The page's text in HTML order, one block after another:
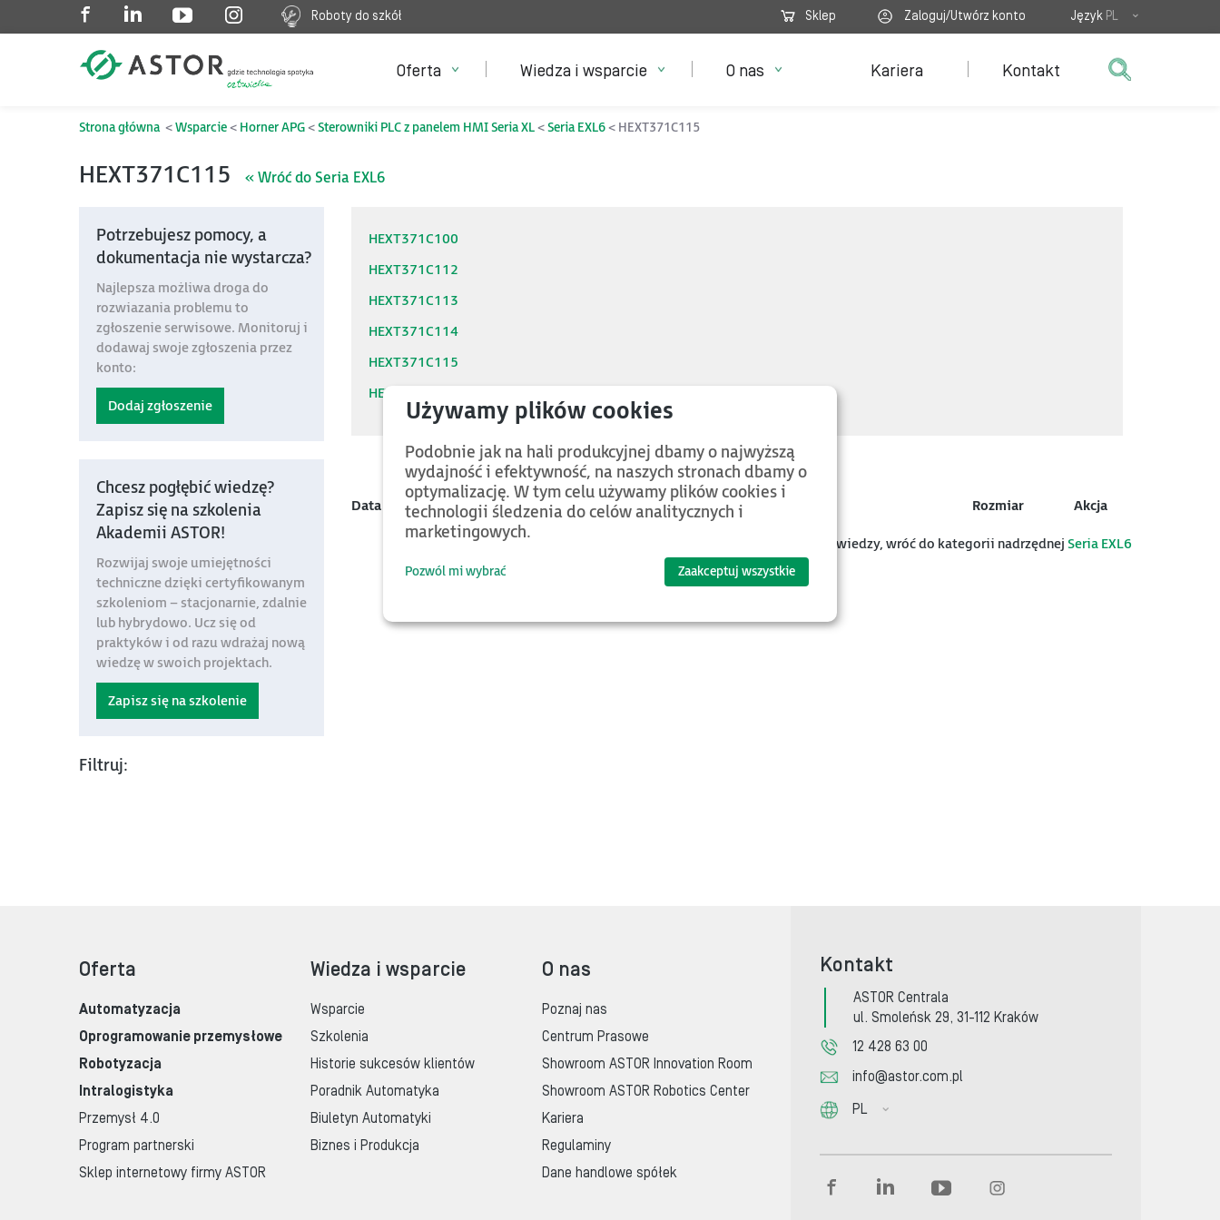
Roboty do szkół Sklep Zaloguj/Utwórz konto Język PL
Oferta Wiedza i wsparcie O nas Kariera Kontakt
Strona główna Wsparcie Horner APG Sterowniki PLC z panelem HMI Seria XL Seria EXL6 HEXT371C115
HEXT371C115 « Wróć do Seria EXL6
Potrzebujesz pomocy, a
dokumentacja nie wystarcza?
Najlepsza możliwa droga do
rozwiazania problemu to
zgłoszenie serwisowe. Monitoruj i
dodawaj swoje zgłoszenia przez
konto:
Dodaj zgłoszenie
Chcesz pogłębić wiedzę?
Zapisz się na szkolenia
Akademii ASTOR!
Rozwijaj swoje umiejętności
techniczne dzięki certyfikowanym
szkoleniom – stacjonarnie, zdalnie
lub hybrydowo. Ucz się od
praktyków i od razu wdrażaj nową
wiedzę w swoich projektach.
Zapisz się na szkolenie
Filtruj:
HEXT371C100
HEXT371C112
HEXT371C113
HEXT371C114
HEXT371C115
HEXT371C116
Data mod. Kategoria Nazwa Rozmiar Akcja
Jeśli chcesz znaleźć więcej plików oraz bazy wiedzy, wróć do kategorii nadrzędnej Seria EXL6
Oferta
Automatyzacja
Oprogramowanie przemysłowe
Robotyzacja
Intralogistyka
Przemysł 4.0
Program partnerski
Sklep internetowy firmy ASTOR
Wiedza i wsparcie
Wsparcie
Szkolenia
Historie sukcesów klientów
Poradnik Automatyka
Biuletyn Automatyki
Biznes i Produkcja
O nas
Poznaj nas
Centrum Prasowe
Showroom ASTOR Innovation Room
Showroom ASTOR Robotics Center
Kariera
Regulaminy
Dane handlowe spółek
Kontakt
ASTOR Centrala
ul. Smoleńsk 29, 31-112 Kraków
12 428 63 00
info@astor.com.pl
PL
Podobnie jak na hali produkcyjnej dbamy o najwyższą
wydajność i efektywność, na naszych stronach dbamy o
optymalizację. W tym celu używamy plików cookies i
technologii śledzenia do celów analitycznych i
marketingowych.
Pozwól mi wybrać Zaakceptuj wszystkie